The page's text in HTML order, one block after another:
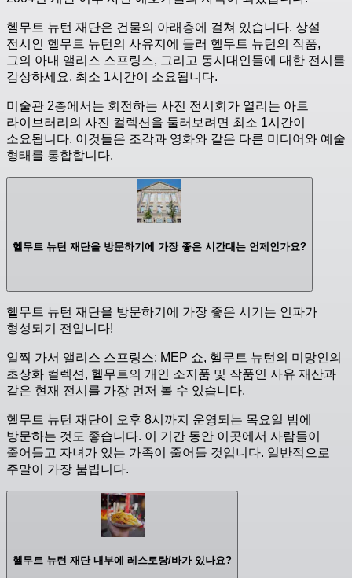
헬무트 뉴턴 재단은 건물의 아래층에 걸쳐 있습니다. 상설
전시인 헬무트 뉴턴의 사유지에 들러 헬무트 뉴턴의 작품,
그의 아내 앨리스 스프링스, 그리고 동시대인들에 대한 전시를
감상하세요. 최소 1시간이 소요됩니다.
미술관 2층에서는 회전하는 사진 전시회가 열리는 아트
라이브러리의 사진 컬렉션을 둘러보려면 최소 1시간이
소요됩니다. 이것들은 조각과 영화와 같은 다른 미디어와 예술
형태를 통합합니다.
헬무트 뉴턴 재단을 방문하기에 가장 좋은 시간대는 언제인가요?
헬무트 뉴턴 재단을 방문하기에 가장 좋은 시기는 인파가
형성되기 전입니다!
일찍 가서 앨리스 스프링스: MEP 쇼, 헬무트 뉴턴의 미망인의
초상화 컬렉션, 헬무트의 개인 소지품 및 작품인 사유 재산과
같은 현재 전시를 가장 먼저 볼 수 있습니다.
헬무트 뉴턴 재단이 오후 8시까지 운영되는 목요일 밤에
방문하는 것도 좋습니다. 이 기간 동안 이곳에서 사람들이
줄어들고 자녀가 있는 가족이 줄어들 것입니다. 일반적으로
주말이 가장 붐빕니다.
헬무트 뉴턴 재단 내부에 레스토랑/바가 있나요?